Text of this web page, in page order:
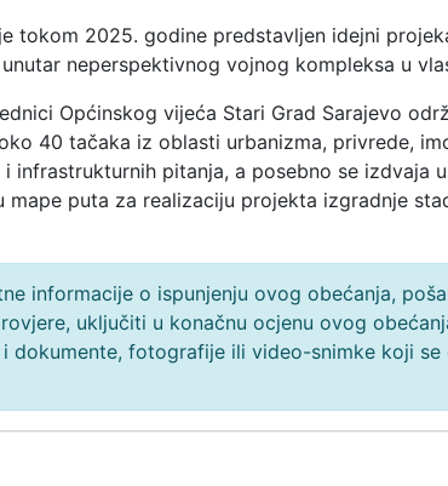
tokom 2025. godine predstavljen idejni
neperspektivnog vojnog kompleksa u
Općinskog vijeća Stari Grad Sarajevo
40 tačaka iz oblasti urbanizma, privrede,
infrastrukturnih pitanja, a posebno se izdvaja
mape puta za realizaciju projekta izgradnje
informacije o ispunjenju ovog obećanja,
uključiti u konačnu ocjenu ovog
dokumente, fotografije ili video-snimke koji se